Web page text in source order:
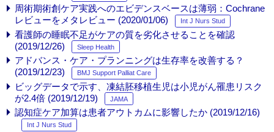
周術期術創ケア実践へのエビデンスベースは薄弱：Cochrane
レビューをメタレビュー (2020/01/06)
Int J Nurs Stud
看護師の睡眠不足がケアの質を劣化させることを確認
(2019/12/26)
Sleep Health
アドバンス・ケア・プランニングは生存率を改善する？
(2019/12/23)
BMJ Support Palliat Care
ビッグデータで示す、凍結胚移植生児は小児がん罹患リスク
が2.4倍 (2019/12/19)
JAMA
認知症ケア加算は患者アウトカムに影響したか (2019/12/16)
Int J Nurs Stud